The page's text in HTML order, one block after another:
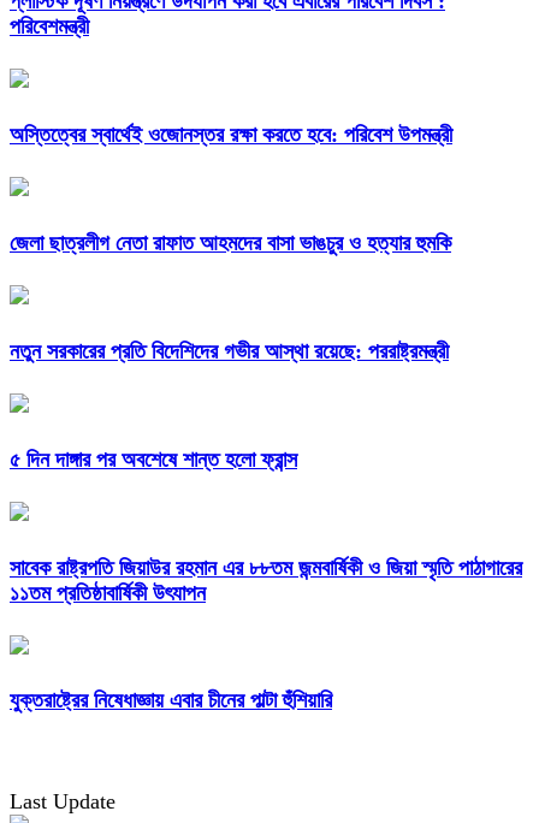
পরিবেশমন্ত্রী
অস্তিত্বের স্বার্থেই ওজোনস্তর রক্ষা করতে হবে: পরিবেশ উপমন্ত্রী
জেলা ছাত্রলীগ নেতা রাফাত আহমদের বাসা ভাঙচুর ও হত্যার হুমকি
নতুন সরকারের প্রতি বিদেশিদের গভীর আস্থা রয়েছে: পররাষ্ট্রমন্ত্রী
৫ দিন দাঙ্গার পর অবশেষে শান্ত হলো ফ্রান্স
সাবেক রাষ্ট্রপতি জিয়াউর রহমান এর ৮৮তম জন্মবার্ষিকী ও জিয়া স্মৃতি পাঠাগারের
১১তম প্রতিষ্ঠাবার্ষিকী উৎযাপন
যুক্তরাষ্ট্রের নিষেধাজ্ঞায় এবার চীনের পাল্টা হুঁশিয়ারি
Last Update